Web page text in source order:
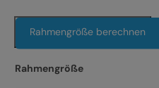
Alle
Rahmengröße berechnen
Rahmengröße